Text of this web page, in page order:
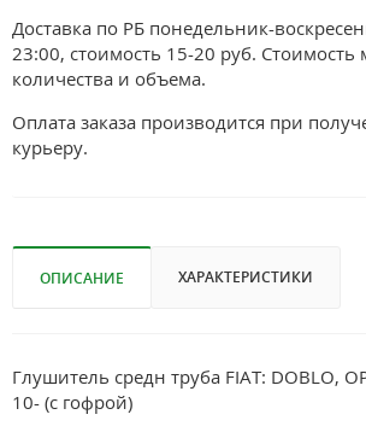
Доставка по РБ понедельник-
23:00, стоимость 15-20 руб. Стоимость
количества и объема.
Оплата заказа производится при
курьеру.
ОПИСАНИЕ ХАРАКТЕРИСТИКИ
Глушитель средн труба FIAT: DOBLO,
10- (с гофрой)